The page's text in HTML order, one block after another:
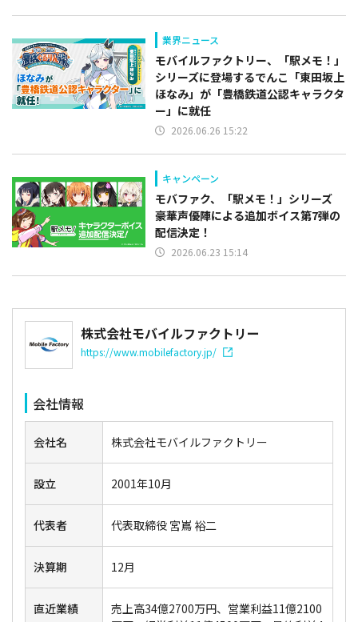
業界ニュース
モバイルファクトリー、「駅メモ！」
シリーズに登場するでんこ「東田坂上
ほなみ」が「豊橋鉄道公認キャラクタ
ー」に就任
2026.06.26 15:22
キャンペーン
モバファク、「駅メモ！」シリーズ
豪華声優陣による追加ボイス第7弾の
配信決定！
2026.06.23 15:14
株式会社モバイルファクトリー
https://www.mobilefactory.jp/
会社情報
会社名 株式会社モバイルファクトリー
設立 2001年10月
代表者 代表取締役 宮嶌 裕二
決算期 12月
直近業績
売上高34億2700万円、営業利益11億2100